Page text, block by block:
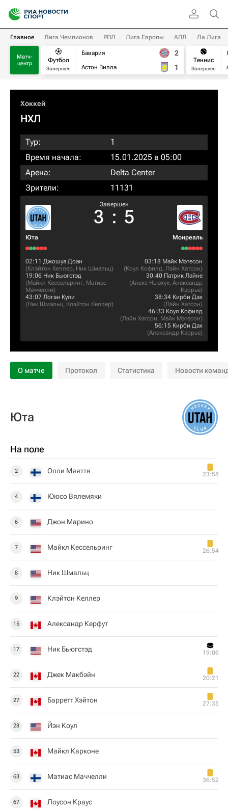
Главное Лига Чемпионов РПЛ Лига Европы АПЛ Ла Лига
Матч-
центр
Футбол
Завершен
Бавария
Астон Вилла
2
1
Теннис
Завершен
Хоккей
НХЛ
Тур:
1
Время начала:
15.01.2025 в 05:00
Арена:
Delta Center
Зрители:
11131
Юта
Завершен
3 : 5
Монреаль
02:11 Джошуа Доан
(Клэйтон Келлер, Ник Шмальц)
19:06 Ник Бьюгстэд
(Майкл Кессельринг, Матиас
Маччелли)
43:07 Логан Кули
(Ник Шмальц, Клэйтон Келлер)
03:18 Майк Мэтесон
(Коул Кофилд, Лэйн Хатсон)
30:40 Патрик Лайне
(Алекс Ньюхук, Александр
Каррье)
38:34 Кирби Дах
(Лэйн Хатсон)
46:33 Коул Кофилд
(Лэйн Хатсон, Майк Мэтесон)
56:15 Кирби Дах
(Александр Каррье)
О матче Протокол Статистика Новости
Юта
На поле
2 Олли Мяяття 23:58
4 Ююсо Вялемяки
6 Джон Марино
7 Майкл Кессельринг 26:54
8 Ник Шмальц
9 Клэйтон Келлер
15 Александр Керфут
17 Ник Бьюгстэд 19:06
22 Джек Макбэйн 20:21
27 Барретт Хэйтон 27:35
28 Йэн Коул
53 Майкл Карконе
63 Матиас Маччелли 36:52
67 Лоусон Краус